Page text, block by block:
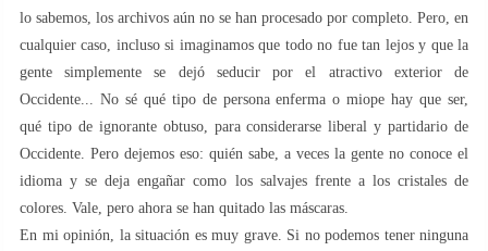
lo sabemos, los archivos aún no se han procesado por completo. Pero, en
cualquier caso, incluso si imaginamos que todo no fue tan lejos y que la
gente simplemente se dejó seducir por el atractivo exterior de
Occidente... No sé qué tipo de persona enferma o miope hay que ser,
qué tipo de ignorante obtuso, para considerarse liberal y partidario de
Occidente. Pero dejemos eso: quién sabe, a veces la gente no conoce el
idioma y se deja engañar como los salvajes frente a los cristales de
colores. Vale, pero ahora se han quitado las máscaras.
En mi opinión, la situación es muy grave. Si no podemos tener ninguna